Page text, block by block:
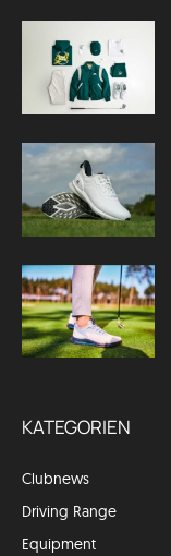
KATEGORIEN
Clubnews
Driving Range
Equipment